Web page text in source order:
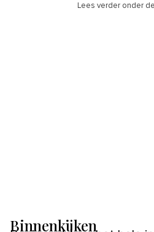
Lees verder onder
Binnenkijken